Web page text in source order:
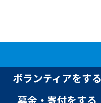
ボランティアをする
募金・寄付をする